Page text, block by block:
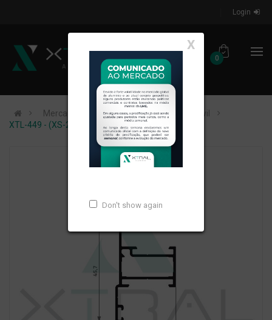
Login
0
X
Don't show again
Mercados de Atuação
Construção Civil
XTL-449 - (XS-200) - PESO LINEAR: 0,409kg/m